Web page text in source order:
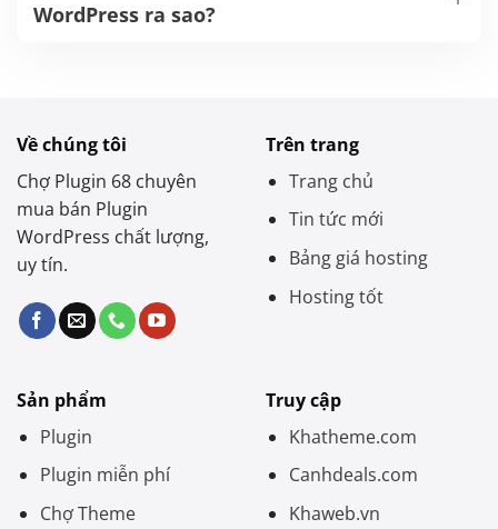
WordPress ra sao?
Về chúng tôi
Chợ Plugin 68 chuyên
mua bán Plugin
WordPress chất lượng,
uy tín.
Trên trang
Trang chủ
Tin tức mới
Bảng giá hosting
Hosting tốt
Sản phẩm
Plugin
Plugin miễn phí
Chợ Theme
Truy cập
Khatheme.com
Canhdeals.com
Khaweb.vn